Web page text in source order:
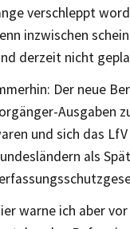
verschleppt
inzwischen
derzeit nicht
Der neue
Ausgaben
und sich das
als
warne ich aber